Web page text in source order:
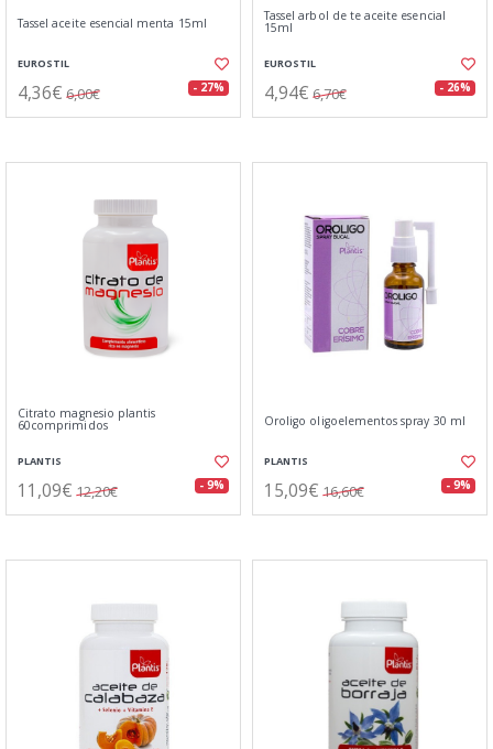
Tassel aceite esencial menta 15ml
EUROSTIL
4,36€ 6,00€ - 27%
Tassel arbol de te aceite esencial
15ml
EUROSTIL
4,94€ 6,70€ - 26%
Citrato magnesio plantis
60comprimidos
PLANTIS
11,09€ 12,20€ - 9%
Oroligo oligoelementos spray 30 ml
PLANTIS
15,09€ 16,60€ - 9%